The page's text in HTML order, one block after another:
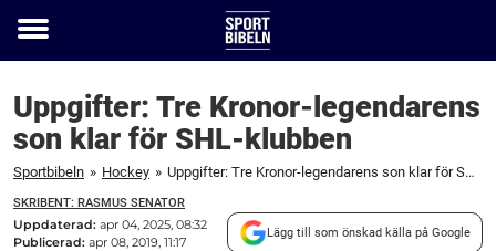
Toggle
Uppgifter: Tre Kronor-legendarens
son klar för SHL-klubben
Sportbibeln » Hockey » Uppgifter: Tre Kronor-legendarens son klar för SHL-klubben
SKRIBENT: RASMUS SENATOR
Uppdaterad: apr 04, 2025, 08:32
Publicerad: apr 08, 2019, 11:17
Lägg till som önskad källa på Google